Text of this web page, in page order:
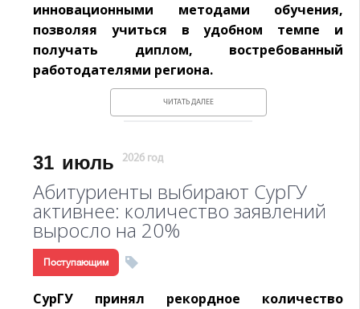
инновационными методами обучения,
позволяя учиться в удобном темпе и
получать диплом, востребованный
работодателями региона.
ЧИТАТЬ ДАЛЕЕ
31 июль 2026 год
Абитуриенты выбирают СурГУ
активнее: количество заявлений
выросло на 20%
Поступающим
СурГУ принял рекордное количество